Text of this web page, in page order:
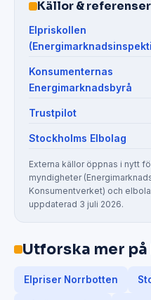
Källor & referenser
Elpriskollen
Konsumenternas
Energimarknadsbyrå
Trustpilot
Stockholms Elbolag
Externa källor öppnas i nytt
myndigheter
Konsumentverket) och
uppdaterad 3 juli 2026.
Utforska mer
Elpriser Norrbotten